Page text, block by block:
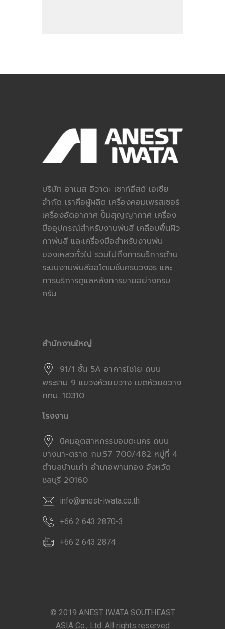
บริษัท อาเนส อิวาตะ เซาท์อีสต์ เอเซีย
จำกัด เราคือผู้ผลิต เครื่องคอมเพรสเซอร์
เครื่องอัดอากาศ ปั๊มสุญญากาศ เครื่อง
มืออุปกรณ์สำหรับงานพ่นสี เคลือบพื้นผิว
กาพ่นสี และเครื่องมือสำหรับงานพ่น
ของเหลวทั่วไป รวมไปถึงการบริการด้าน
ระบบงานพ่นสีออโตเมชั่นครบวงจร และ
การบริการดูแลหลังการขายอย่างครบ
ครัน
สำนักงานใหญ่
91/1 ชั้น 5A อาคารไชโย ถนน
พระราม 9 แขวงห้วยขวาง เขตห้วยขวาง
กทม. 10310
โรงงาน
นิคมอุตสาหกรรมอมตะนคร ถนน
บางนา-ตราด กม.57 700/482 หมู่ที่ 4
ตำบลบ้านเก่า อำเภอพานทอง จังหวัด
ชลบุรี 20160
info@anest-iwata.co.th
+66 2 643 2870-3
+66 2 643 2874
© 2019 ANEST IWATA SOUTHEAST
ASIA Co., Ltd. All rights reserved